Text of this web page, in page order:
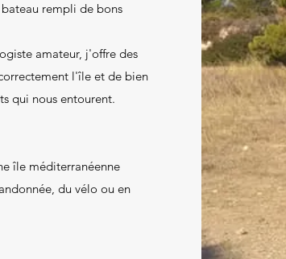
rempli de bons
amateur, j'offre des
l'île et de bien
qui nous entourent.
île méditerranéenne
du vélo ou en